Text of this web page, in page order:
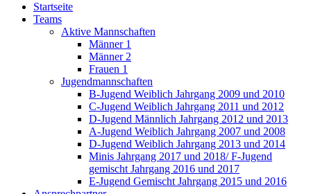
Startseite
Teams
Aktive Mannschaften
Männer 1
Männer 2
Frauen 1
Jugendmannschaften
B-Jugend Weiblich Jahrgang 2009 und 2010
C-Jugend Weiblich Jahrgang 2011 und 2012
D-Jugend Männlich Jahrgang 2012 und 2013
A-Jugend Weiblich Jahrgang 2007 und 2008
D-Jugend Weiblich Jahrgang 2013 und 2014
Minis Jahrgang 2017 und 2018/ F-Jugend
gemischt Jahrgang 2016 und 2017
E-Jugend Gemischt Jahrgang 2015 und 2016